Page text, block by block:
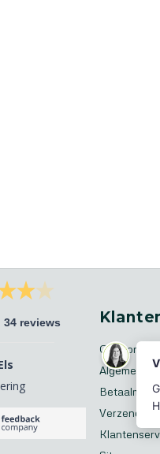
34 reviews
Over ons
Algemene
Verzenden